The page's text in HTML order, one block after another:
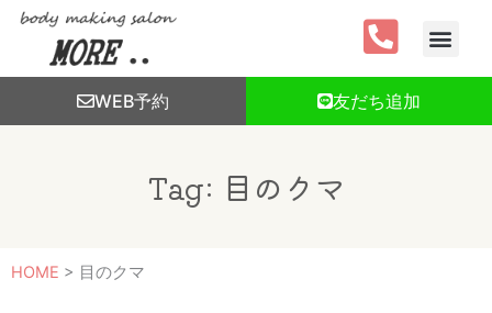
WEB予約 友だち追加
Tag: 目のクマ
HOME > 目のクマ